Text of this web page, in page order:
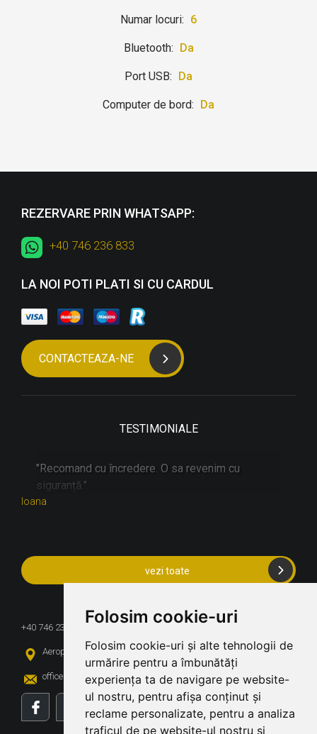
We use cookies and other tracking
technologies to improve your
browsing experience on our website,
to show you personalized content and
targeted ads, to analyze our website
Folosim cookie-uri
Folosim cookie-uri și alte tehnologii de
urmărire pentru a îmbunătăți
experiența ta de navigare pe website-
ul nostru, pentru afișa conținut și
reclame personalizate, pentru a analiza
traficul de pe website-ul nostru și
Numar locuri: 6
Bluetooth: Da
Port USB: Da
Computer de bord: Da
REZERVARE PRIN WHATSAPP:
+40 746 236 833
LA NOI POTI PLATI SI CU CARDUL
CONTACTEAZA-NE
TESTIMONIALE
"Recomand cu încredere. O sa revenim cu
siguranță."
Ioana
vezi toate
+40 746 236 833 /
Aeroport Cluj-Napoca, loc. Cluj-Napoca
office@bdvrentacar.ro rezervari@bdvrentacar.ro
INFO UTILE